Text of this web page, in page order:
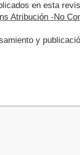
en esta
Atribución -No
y